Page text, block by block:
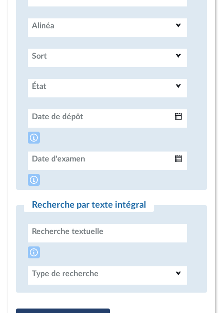
Alinéa
Sort
État
Date de dépôt
Date d'examen
Recherche par texte intégral
Recherche textuelle
Type de recherche